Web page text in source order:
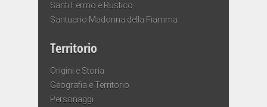
Santi Fermo e Rustico
Santuario Madonna della Fiamma
Territorio
Origini e Storia
Geografia e Territorio
Personaggi